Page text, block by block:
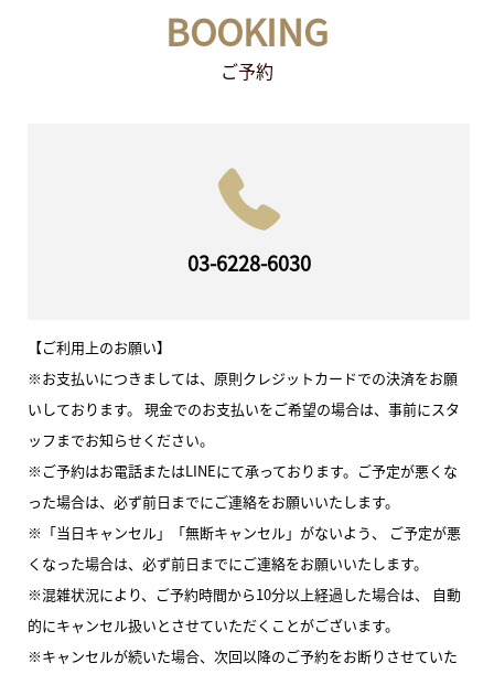
BOOKING
ご予約
03-6228-6030
【ご利用上のお願い】
※お支払いにつきましては、原則クレジットカードでの決済をお願
いしております。 現金でのお支払いをご希望の場合は、事前にスタ
ッフまでお知らせください。
※ご予約はお電話またはLINEにて承っております。ご予定が悪くな
った場合は、必ず前日までにご連絡をお願いいたします。
※「当日キャンセル」「無断キャンセル」がないよう、 ご予定が悪
くなった場合は、必ず前日までにご連絡をお願いいたします。
※混雑状況により、ご予約時間から10分以上経過した場合は、 自動
的にキャンセル扱いとさせていただくことがございます。
※キャンセルが続いた場合、次回以降のご予約をお断りさせていた